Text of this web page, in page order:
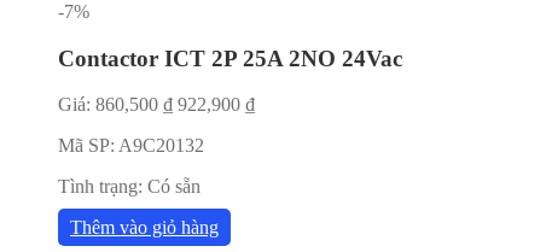
-7%
Contactor ICT 2P 25A 2NO 24Vac
Giá: 860,500 ₫ 922,900 ₫
Mã SP: A9C20132
Tình trạng: Có sẵn
Thêm vào giỏ hàng